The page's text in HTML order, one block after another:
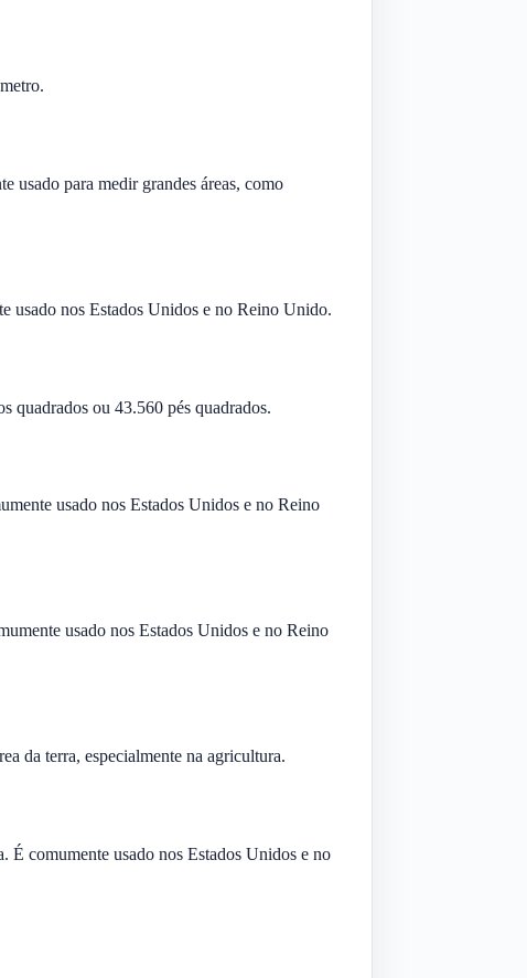
usado para medir grandes áreas, como
usado nos Estados Unidos e no Reino Unido.
quadrados ou 43.560 pés quadrados.
usado nos Estados Unidos e no Reino
usado nos Estados Unidos e no Reino
da terra, especialmente na agricultura.
É comumente usado nos Estados Unidos e no